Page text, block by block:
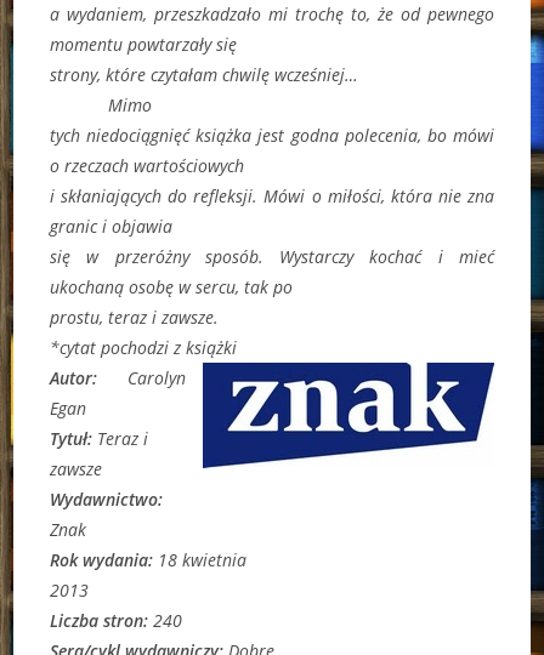
a wydaniem, przeszkadzało mi trochę to, że od pewnego
momentu powtarzały się
strony, które czytałam chwilę wcześniej…
Mimo
tych niedociągnięć książka jest godna polecenia, bo mówi
o rzeczach wartościowych
i skłaniających do refleksji. Mówi o miłości, która nie zna
granic i objawia
się w przeróżny sposób. Wystarczy kochać i mieć
ukochaną osobę w sercu, tak po
prostu, teraz i zawsze.
*cytat pochodzi z książki
Autor: Carolyn
Egan
Tytuł: Teraz i
zawsze
Wydawnictwo:
Znak
Rok wydania: 18 kwietnia
2013
Liczba stron:240